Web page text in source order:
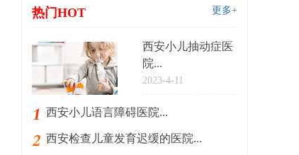
更多+
热门HOT
西安小儿抽动症医
院...
2023-4-11
西安小儿语言障碍医院...
西安检查儿童发育迟缓的医院...